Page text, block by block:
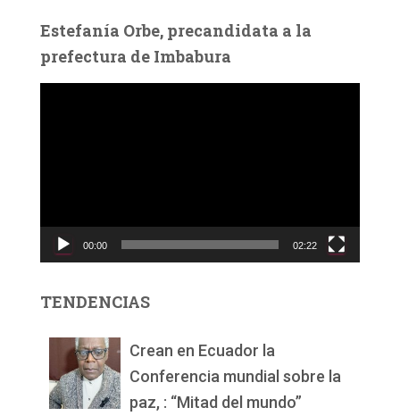
Estefanía Orbe, precandidata a la
prefectura de Imbabura
c
d
00:00 02:22
TENDENCIAS
Crean en Ecuador la
Conferencia mundial sobre la
paz, : “Mitad del mundo”